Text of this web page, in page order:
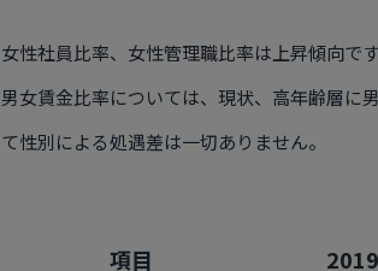
女性社員比率、女性管理職比率は上昇傾向です
男女賃金比率については、現状、高年齢層に
て性別による処遇差は一切ありません。
項目 2019